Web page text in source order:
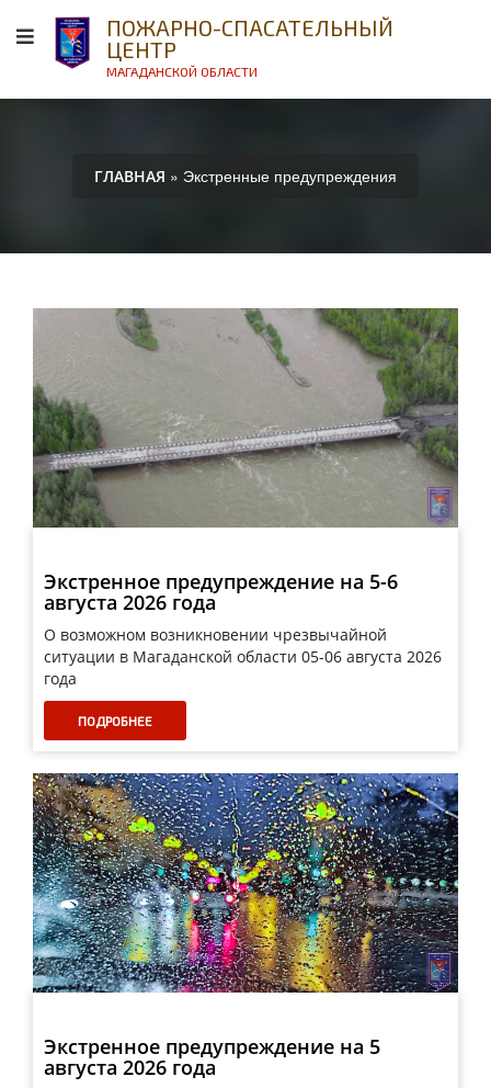
ПОЖАРНО-СПАСАТЕЛЬНЫЙ
ЦЕНТР
МАГАДАНСКОЙ ОБЛАСТИ
ГЛАВНАЯ » Экстренные предупреждения
Экстренное предупреждение на 5-6
августа 2026 года
О возможном возникновении чрезвычайной
ситуации в Магаданской области 05-06 августа 2026
года
ПОДРОБНЕЕ
Экстренное предупреждение на 5
августа 2026 года